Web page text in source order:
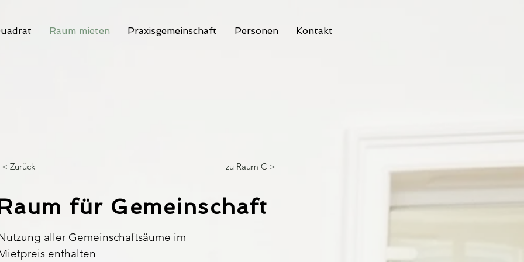
Raum mieten Praxisgemeinschaft Personen Kontakt
< Zurück zu Raum C >
für Gemeinschaft
aller Gemeinschaftsäume im
enthalten